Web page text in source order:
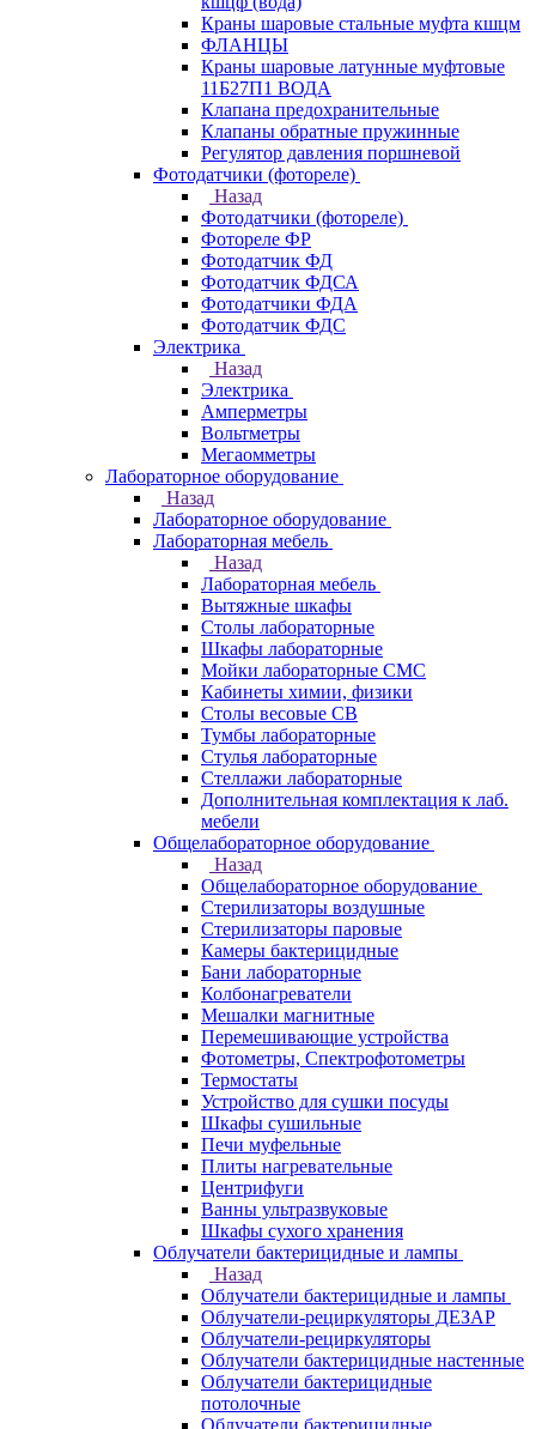
Краны шаровые стальные муфта кшцм
ФЛАНЦЫ
Краны шаровые латунные муфтовые
11Б27П1 ВОДА
Клапана предохранительные
Клапаны обратные пружинные
Регулятор давления поршневой
Фотодатчики (фотореле)
Назад
Фотодатчики (фотореле)
Фотореле ФР
Фотодатчик ФД
Фотодатчик ФДСА
Фотодатчики ФДА
Фотодатчик ФДС
Электрика
Назад
Электрика
Амперметры
Вольтметры
Мегаомметры
Лабораторное оборудование
Назад
Лабораторное оборудование
Лабораторная мебель
Назад
Лабораторная мебель
Вытяжные шкафы
Столы лабораторные
Шкафы лабораторные
Мойки лабораторные СМС
Кабинеты химии, физики
Столы весовые СВ
Тумбы лабораторные
Стулья лабораторные
Стеллажи лабораторные
Дополнительная комплектация к лаб.
мебели
Общелабораторное оборудование
Назад
Общелабораторное оборудование
Стерилизаторы воздушные
Стерилизаторы паровые
Камеры бактерицидные
Бани лабораторные
Колбонагреватели
Мешалки магнитные
Перемешивающие устройства
Фотометры, Спектрофотометры
Термостаты
Устройство для сушки посуды
Шкафы сушильные
Печи муфельные
Плиты нагревательные
Центрифуги
Ванны ультразвуковые
Шкафы сухого хранения
Облучатели бактерицидные и лампы
Назад
Облучатели бактерицидные и лампы
Облучатели-рециркуляторы ДЕЗАР
Облучатели-рециркуляторы
Облучатели бактерицидные настенные
Облучатели бактерицидные
потолочные
Облучатели бактерицидные